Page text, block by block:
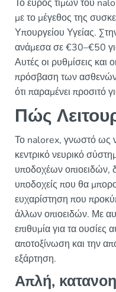
Το εύρος τιμών του
με το μέγεθος της
Υπουργείου Υγείας.
ανάμεσα σε €30–€50
Αυτές οι ρυθμίσεις και
πρόσβαση των ασθενών
ότι παραμένει προσιτό
Πώς
Το nalorex, γνωστό ως
κεντρικό νευρικό
υποδοχέων οπιοειδών,
υποδοχείς που θα
ευχαρίστηση που
άλλων οπιοειδών. Με
επιθυμία για τα ουσίες
αποτοξίνωση και την
εξάρτηση.
Απλή,